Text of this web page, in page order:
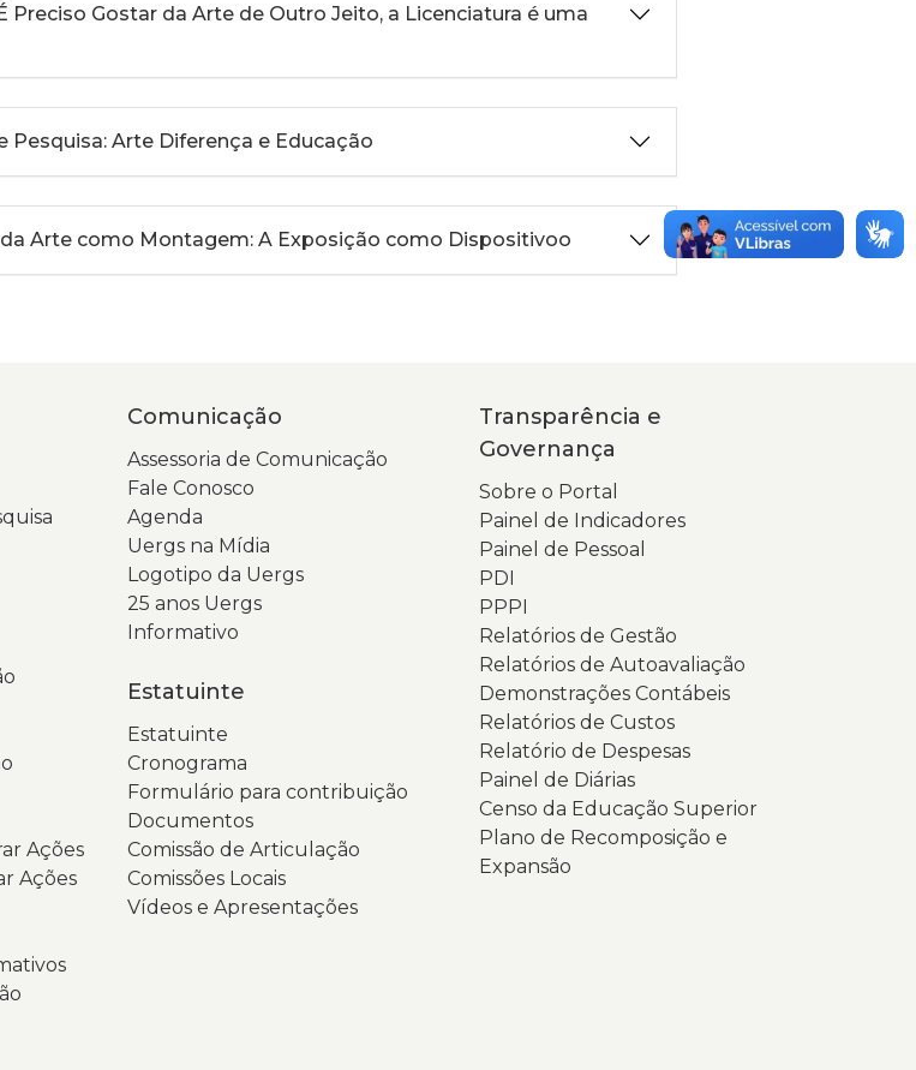
Preciso Gostar da Arte de Outro Jeito, a Licenciatura é uma
Pesquisa: Arte Diferença e Educação
Arte como Montagem: A Exposição como Dispositivoo
Ações
Ações
Comunicação
Assessoria de Comunicação
Fale Conosco
Agenda
Uergs na Mídia
Logotipo da Uergs
25 anos Uergs
Informativo
Estatuinte
Estatuinte
Cronograma
Formulário para contribuição
Documentos
Comissão de Articulação
Comissões Locais
Vídeos e Apresentações
Transparência e
Governança
Sobre o Portal
Painel de Indicadores
Painel de Pessoal
PDI
PPPI
Relatórios de Gestão
Relatórios de Autoavaliação
Demonstrações Contábeis
Relatórios de Custos
Relatório de Despesas
Painel de Diárias
Censo da Educação Superior
Plano de Recomposição e
Expansão